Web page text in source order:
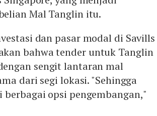
Mal Tanglin itu.
dan pasar modal di Savills
bahwa tender untuk Tanglin
sengit lantaran mal
dari segi lokasi. "Sehingga
opsi pengembangan,"